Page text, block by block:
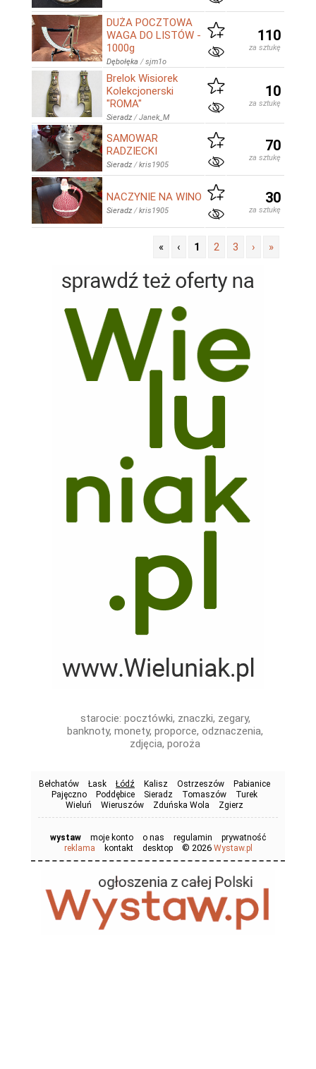
DUŻA POCZTOWA
WAGA DO LISTÓW -
1000g
Dębołęka /sjm1o
110
za sztukę
Brelok Wisiorek
Kolekcjonerski
"ROMA"
Sieradz /Janek_M
10
za sztukę
SAMOWAR
RADZIECKI
Sieradz /kris1905
70
za sztukę
NACZYNIE NA WINO
Sieradz /kris1905
30
za sztukę
« ‹ 1 2 3 › »
starocie: pocztówki, znaczki, zegary,
banknoty, monety, proporce, odznaczenia,
zdjęcia, poroża
Bełchatów Łask Łódź Kalisz Ostrzeszów
Pabianice
Pajęczno
Poddębice Sieradz Tomaszów
Turek
Wieluń
Wieruszów Zduńska Wola Zgierz
wystaw moje konto o nas regulamin
prywatność
reklama
kontakt desktop © 2026 Wystaw.pl